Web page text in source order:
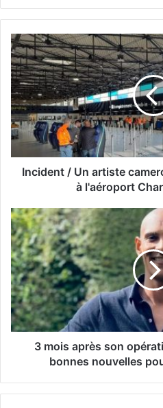
Incident / Un artiste
à l'aéroport
3 mois après son
bonnes nouvelles